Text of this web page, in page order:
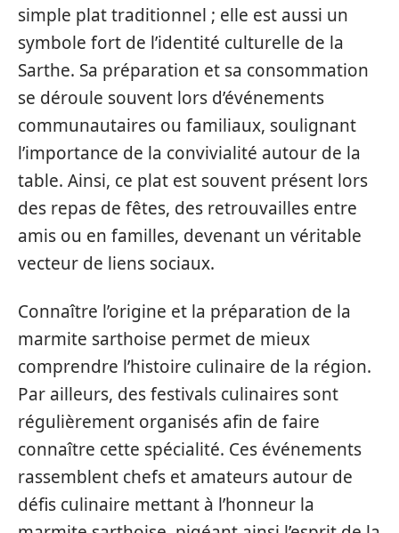
simple plat traditionnel ; elle est aussi un
symbole fort de l’identité culturelle de la
Sarthe. Sa préparation et sa consommation
se déroule souvent lors d’événements
communautaires ou familiaux, soulignant
l’importance de la convivialité autour de la
table. Ainsi, ce plat est souvent présent lors
des repas de fêtes, des retrouvailles entre
amis ou en familles, devenant un véritable
vecteur de liens sociaux.
Connaître l’origine et la préparation de la
marmite sarthoise permet de mieux
comprendre l’histoire culinaire de la région.
Par ailleurs, des festivals culinaires sont
régulièrement organisés afin de faire
connaître cette spécialité. Ces événements
rassemblent chefs et amateurs autour de
défis culinaire mettant à l’honneur la